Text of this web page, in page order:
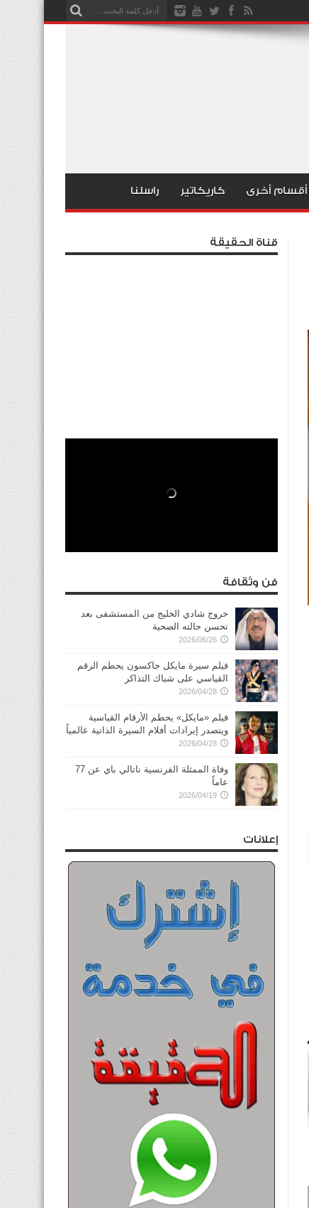
أقسام أخرى كاريكاتير راسلنا
قناة الحقيقة
فن وثقافة
خروج شادي الخليج من المستشفى بعد
تحسن حالته الصحية
2026/06/26
فيلم سيرة مايكل جاكسون يحطم الرقم
القياسي على شباك التذاكر
2026/04/28
فيلم «مايكل» يحطم الأرقام القياسية
ويتصدر إيرادات أفلام السيرة الذاتية عالمياً
2026/04/28
وفاة الممثلة الفرنسية ناتالي باي عن 77
عاماً
2026/04/19
إعلانات